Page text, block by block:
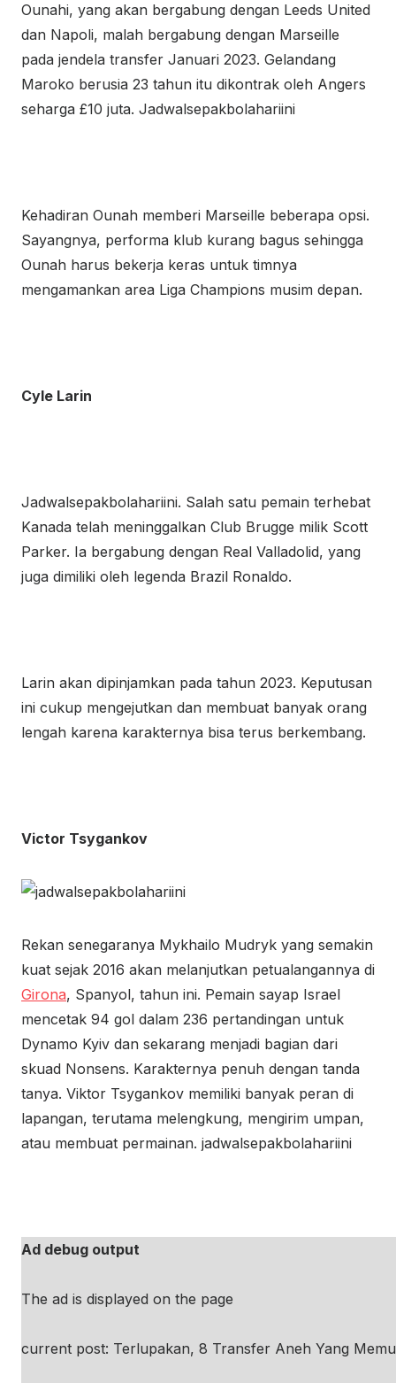
Ounahi, yang akan bergabung dengan Leeds United
dan Napoli, malah bergabung dengan Marseille
pada jendela transfer Januari 2023. Gelandang
Maroko berusia 23 tahun itu dikontrak oleh Angers
seharga £10 juta. Jadwalsepakbolahariini
Kehadiran Ounah memberi Marseille beberapa opsi.
Sayangnya, performa klub kurang bagus sehingga
Ounah harus bekerja keras untuk timnya
mengamankan area Liga Champions musim depan.
Cyle Larin
Jadwalsepakbolahariini. Salah satu pemain terhebat
Kanada telah meninggalkan Club Brugge milik Scott
Parker. Ia bergabung dengan Real Valladolid, yang
juga dimiliki oleh legenda Brazil Ronaldo.
Larin akan dipinjamkan pada tahun 2023. Keputusan
ini cukup mengejutkan dan membuat banyak orang
lengah karena karakternya bisa terus berkembang.
Victor Tsygankov
Rekan senegaranya Mykhailo Mudryk yang semakin
kuat sejak 2016 akan melanjutkan petualangannya di
Girona, Spanyol, tahun ini. Pemain sayap Israel
mencetak 94 gol dalam 236 pertandingan untuk
Dynamo Kyiv dan sekarang menjadi bagian dari
skuad Nonsens. Karakternya penuh dengan tanda
tanya. Viktor Tsygankov memiliki banyak peran di
lapangan, terutama melengkung, mengirim umpan,
atau membuat permainan. jadwalsepakbolahariini
Ad debug output
The ad is displayed on the page
current post: Terlupakan, 8 Transfer Aneh Yang